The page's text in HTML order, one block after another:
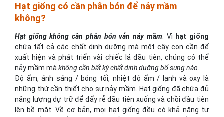
Hạt giống có cần phân bón để nảy mầm
không?
Hạt giống không cần phân bón vẫn nảy mầm. Vì hạt giống
chứa tất cả các chất dinh dưỡng mà một cây con cần để
xuất hiện và phát triển vài chiếc lá đầu tiên, chúng có thể
nảy mầm màkhông cần bất kỳ chất dinh dưỡng bổ sung nào.
Độ ẩm, ánh sáng / bóng tối, nhiệt độ ấm / lạnh và oxy là
những thứ cần thiết cho sự nảy mầm. Hạt giống đã chứa đủ
năng lượng dự trữ để đẩy rễ đầu tiên xuống và chồi đầu tiên
lên bề mặt. Về cơ bản, mọi hạt giống đều có khả năng tự